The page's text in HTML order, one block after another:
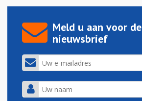
Meld u aan voor de
nieuwsbrief